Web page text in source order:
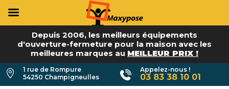
Depuis 2006, les meilleurs équipements
d'ouverture-fermeture pour la maison avec les
meilleures marques au MEILLEUR PRIX !

1 rue de Rompure
54250 Champigneulles
Appelez-nous !
03 83 38 10 01